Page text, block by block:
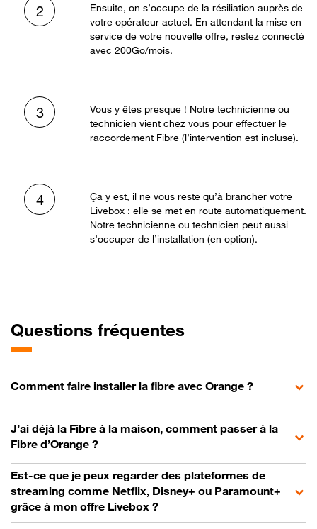
2
Ensuite, on s’occupe de la résiliation auprès de
votre opérateur actuel. En attendant la mise en
service de votre nouvelle offre, restez connecté
avec 200Go/mois.
3
Vous y êtes presque ! Notre technicienne ou
technicien vient chez vous pour effectuer le
raccordement Fibre (l’intervention est incluse).
4
Ça y est, il ne vous reste qu’à brancher votre
Livebox : elle se met en route automatiquement.
Notre technicienne ou technicien peut aussi
s’occuper de l’installation (en option).
Questions fréquentes
Comment faire installer la fibre avec Orange ?
J’ai déjà la Fibre à la maison, comment passer à la
Fibre d’Orange ?
Est-ce que je peux regarder des plateformes de
streaming comme Netflix, Disney+ ou Paramount+
grâce à mon offre Livebox ?